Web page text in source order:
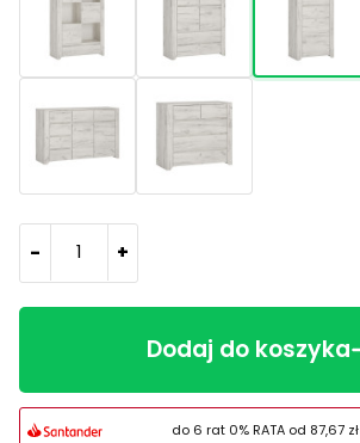
- +
Dodaj do koszyka
do 6 rat 0% RATA od 87,67 zł